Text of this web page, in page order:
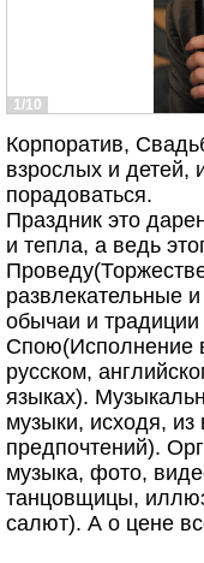
1/10
Корпоратив,
взрослых и детей,
порадоваться.
Праздник это
и тепла, а ведь
развлекательные
обычаи и
Спою(Исполнение
русском,
языках).
музыки, исходя,
предпочтений).
музыка, фото,
танцовщицы,
салют). А о цене